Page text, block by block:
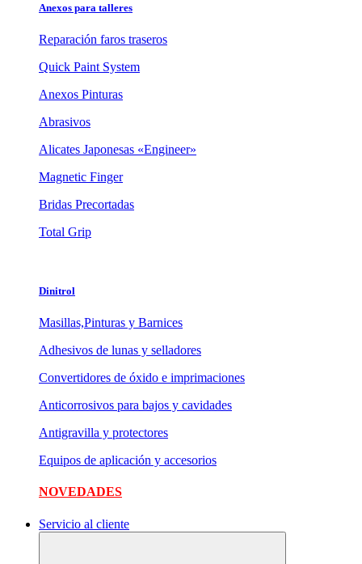
Anexos para talleres
Reparación faros traseros
Quick Paint System
Anexos Pinturas
Abrasivos
Alicates Japonesas «Engineer»
Magnetic Finger
Bridas Precortadas
Total Grip
Dinitrol
Masillas,Pinturas y Barnices
Adhesivos de lunas y selladores
Convertidores de óxido e imprimaciones
Anticorrosivos para bajos y cavidades
Antigravilla y protectores
Equipos de aplicación y accesorios
NOVEDADES
Servicio al cliente